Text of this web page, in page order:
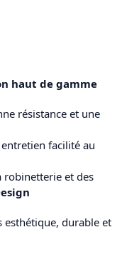
haut de gamme
résistance et une
facilité au
et des
esthétique, durable et